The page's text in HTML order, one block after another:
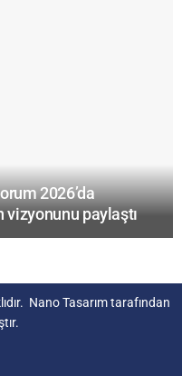
2026’da
paylaştı
Nano Tasarımtarafından